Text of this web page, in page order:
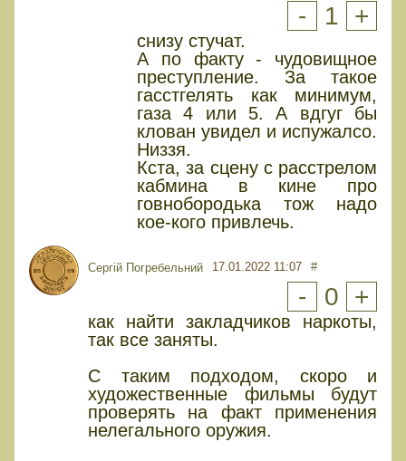
- 1 +
снизу стучат.
А по факту - чудовищное
преступление. За такое
гасстгелять как минимум,
газа 4 или 5. А вдгуг бы
клован увидел и испужалсо.
Низзя.
Кста, за сцену с расстрелом
кабмина в кине про
говнобородька тож надо
кое-кого привлечь.
Сергій Погребельний 17.01.2022 11:07 #
- 0 +
как найти закладчиков наркоты,
так все заняты.
С таким подходом, скоро и
художественные фильмы будут
проверять на факт применения
нелегального оружия.